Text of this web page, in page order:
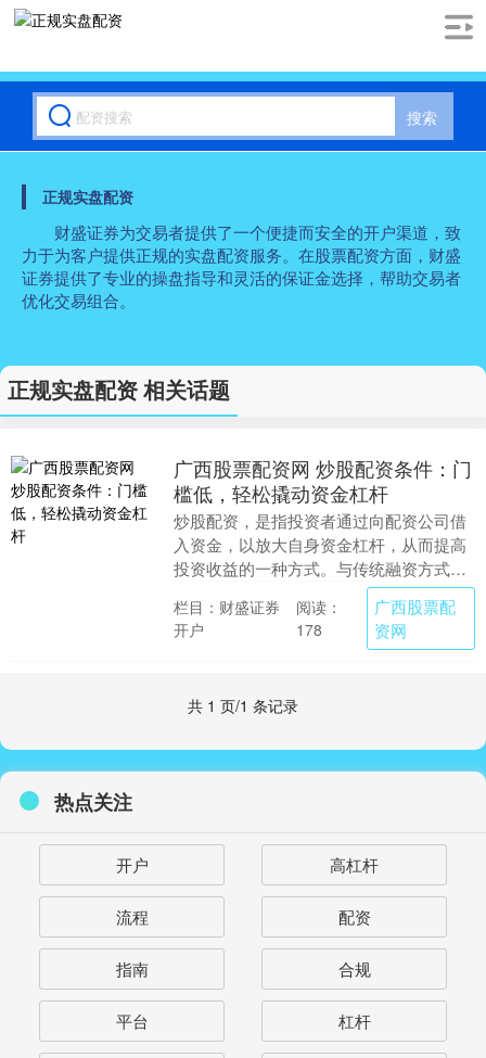
搜索
正规实盘配资
财盛证券为交易者提供了一个便捷而安全的开户渠道，致
力于为客户提供正规的实盘配资服务。在股票配资方面，财盛
证券提供了专业的操盘指导和灵活的保证金选择，帮助交易者
优化交易组合。
正规实盘配资 相关话题
广西股票配资网 炒股配资条件：门
槛低，轻松撬动资金杠杆
炒股配资，是指投资者通过向配资公司借
入资金，以放大自身资金杠杆，从而提高
投资收益的一种方式。与传统融资方式相
比，炒股配资的门槛较低，操作也更为便
捷。 我们与多家....
栏目：财盛证券
开户
阅读：
178
广西股票配
资网
共 1 页/1 条记录
热点关注
开户 高杠杆
流程 配资
指南 合规
平台 杠杆